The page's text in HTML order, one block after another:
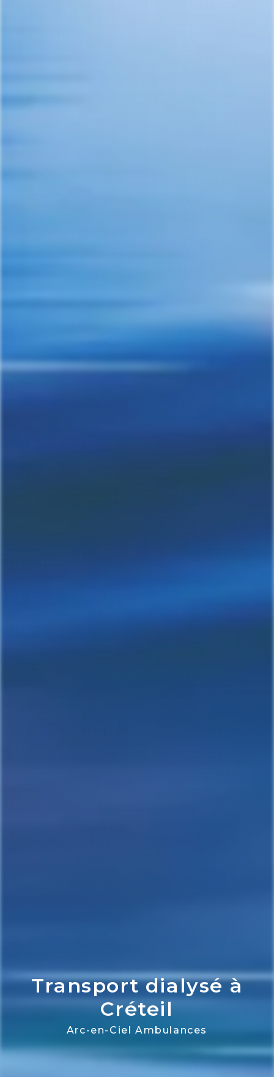
Transport dialysé à
Créteil
Arc-en-Ciel Ambulances